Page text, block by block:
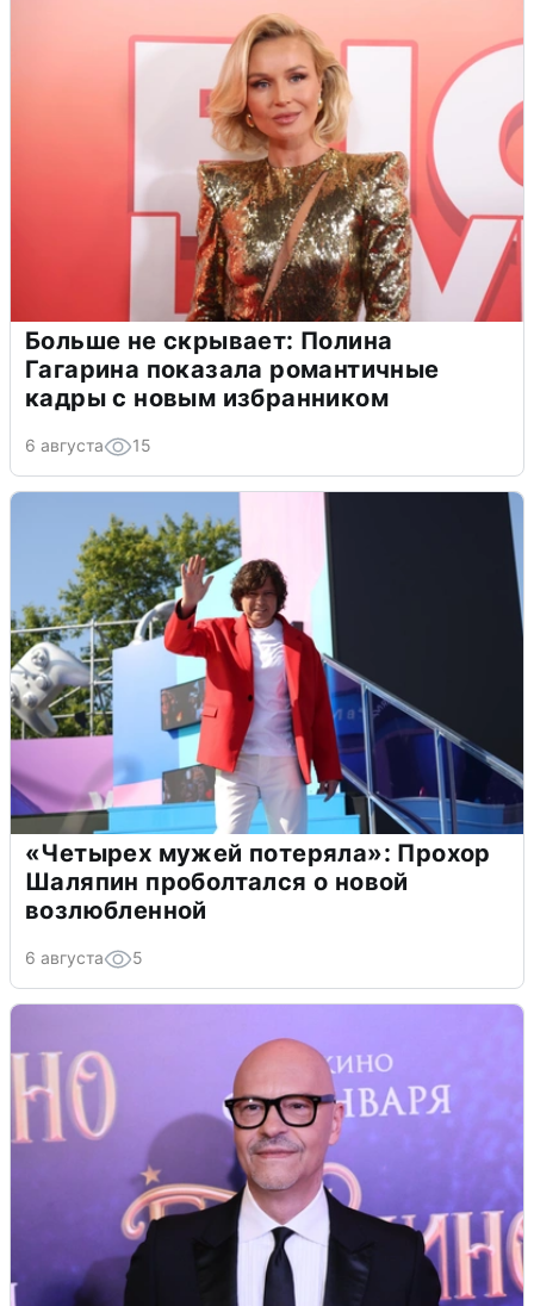
Больше не скрывает: Полина
Гагарина показала романтичные
кадры с новым избранником
6 августа 15
«Четырех мужей потеряла»: Прохор
Шаляпин проболтался о новой
возлюбленной
6 августа 5